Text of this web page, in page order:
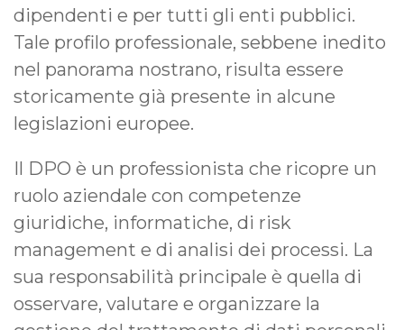
dipendenti e per tutti gli enti pubblici.
Tale profilo professionale, sebbene inedito
nel panorama nostrano, risulta essere
storicamente già presente in alcune
legislazioni europee.
Il DPO è un professionista che ricopre un
ruolo aziendale con competenze
giuridiche, informatiche, di risk
management e di analisi dei processi. La
sua responsabilità principale è quella di
osservare, valutare e organizzare la